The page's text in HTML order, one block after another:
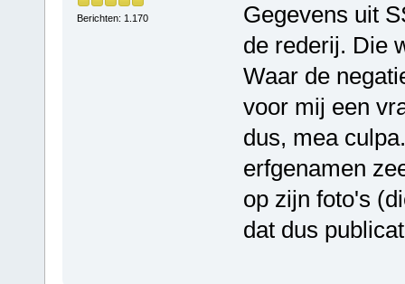
Berichten: 1.170
Gegevens uit
de rederij. Die
Waar de
voor mij een
dus, mea
erfgenamen
op zijn foto's
dat dus